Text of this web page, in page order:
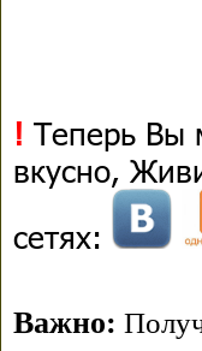
! Теперь Вы
вкусно,
сетях:
Важно: